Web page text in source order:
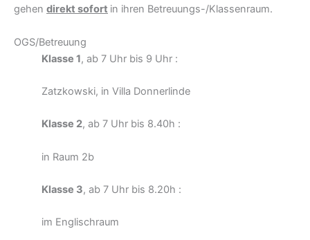
gehen direkt sofort in ihren Betreuungs-/Klassenraum.
OGS/Betreuung
Klasse 1, ab 7 Uhr bis 9 Uhr :
Zatzkowski, in Villa Donnerlinde
Klasse 2, ab 7 Uhr bis 8.40h :
in Raum 2b
Klasse 3, ab 7 Uhr bis 8.20h :
im Englischraum